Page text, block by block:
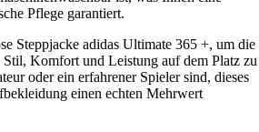
Pflege garantiert.
Steppjacke adidas Ultimate 365 +, um die
Komfort und Leistung auf dem Platz zu
oder ein erfahrener Spieler sind, dieses
einen echten Mehrwert